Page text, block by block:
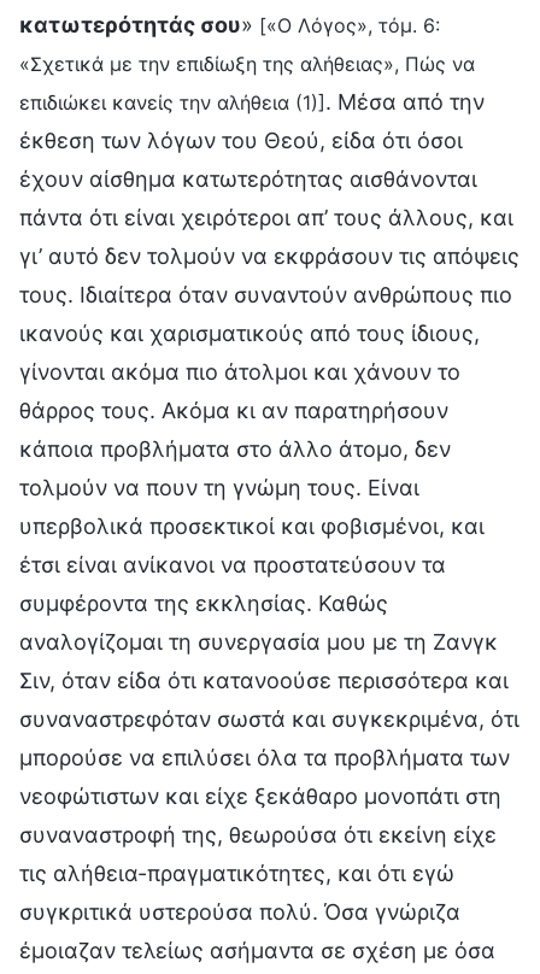
κατωτερότητάς σου» [«Ο Λόγος», τόμ. 6:
«Σχετικά με την επιδίωξη της αλήθειας», Πώς να
επιδιώκει κανείς την αλήθεια (1)]. Μέσα από την
έκθεση των λόγων του Θεού, είδα ότι όσοι
έχουν αίσθημα κατωτερότητας αισθάνονται
πάντα ότι είναι χειρότεροι απ’ τους άλλους, και
γι’ αυτό δεν τολμούν να εκφράσουν τις απόψεις
τους. Ιδιαίτερα όταν συναντούν ανθρώπους πιο
ικανούς και χαρισματικούς από τους ίδιους,
γίνονται ακόμα πιο άτολμοι και χάνουν το
θάρρος τους. Ακόμα κι αν παρατηρήσουν
κάποια προβλήματα στο άλλο άτομο, δεν
τολμούν να πουν τη γνώμη τους. Είναι
υπερβολικά προσεκτικοί και φοβισμένοι, και
έτσι είναι ανίκανοι να προστατεύσουν τα
συμφέροντα της εκκλησίας. Καθώς
αναλογίζομαι τη συνεργασία μου με τη Ζανγκ
Σιν, όταν είδα ότι κατανοούσε περισσότερα και
συναναστρεφόταν σωστά και συγκεκριμένα, ότι
μπορούσε να επιλύσει όλα τα προβλήματα των
νεοφώτιστων και είχε ξεκάθαρο μονοπάτι στη
συναναστροφή της, θεωρούσα ότι εκείνη είχε
τις αλήθεια-πραγματικότητες, και ότι εγώ
συγκριτικά υστερούσα πολύ. Όσα γνώριζα
έμοιαζαν τελείως ασήμαντα σε σχέση με όσα